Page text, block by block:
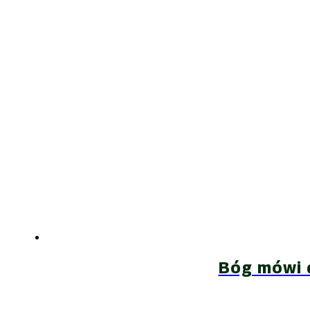
Bóg mówi